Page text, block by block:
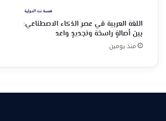
اللغة العربية في عصر الذكاء الاصطناعي:
بين أصالةٍ راسخة وتجديدٍ واعد
منذ يومين